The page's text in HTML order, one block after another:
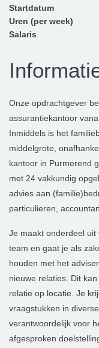
Startdatum
Uren (per week)
Salaris
Onze opdrachtgever
assurantiekantoor
Inmiddels is het
middelgrote,
kantoor in Purmerend
met 24 vakkundig
advies aan
particulieren,
Je maakt onderdeel
team en gaat je als
houden met het
nieuwe relaties. Dit
relatie op locatie. Je
vraagstukken in
verantwoordelijk voor
afgesproken